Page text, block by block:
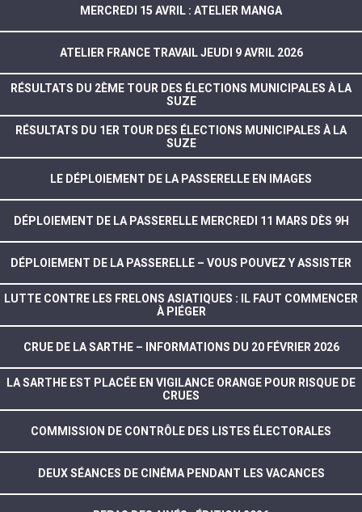
MERCREDI 15 AVRIL : ATELIER MANGA
ATELIER FRANCE TRAVAIL JEUDI 9 AVRIL 2026
RÉSULTATS DU 2ÈME TOUR DES ÉLECTIONS MUNICIPALES À LA
SUZE
RÉSULTATS DU 1ER TOUR DES ÉLECTIONS MUNICIPALES À LA
SUZE
LE DÉPLOIEMENT DE LA PASSERELLE EN IMAGES
DÉPLOIEMENT DE LA PASSERELLE MERCREDI 11 MARS DÈS 9H
DÉPLOIEMENT DE LA PASSERELLE – VOUS POUVEZ Y ASSISTER
LUTTE CONTRE LES FRELONS ASIATIQUES : IL FAUT COMMENCER
À PIÉGER
CRUE DE LA SARTHE – INFORMATIONS DU 20 FÉVRIER 2026
LA SARTHE EST PLACÉE EN VIGILANCE ORANGE POUR RISQUE DE
CRUES
COMMISSION DE CONTRÔLE DES LISTES ÉLECTORALES
DEUX SÉANCES DE CINÉMA PENDANT LES VACANCES